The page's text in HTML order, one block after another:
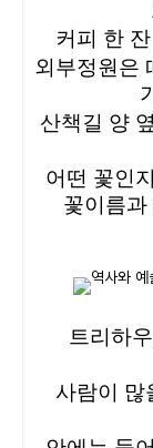
커피 한
외부정원은
산책길 양
어떤 꽃인
꽃이름
트리하
사람이 많